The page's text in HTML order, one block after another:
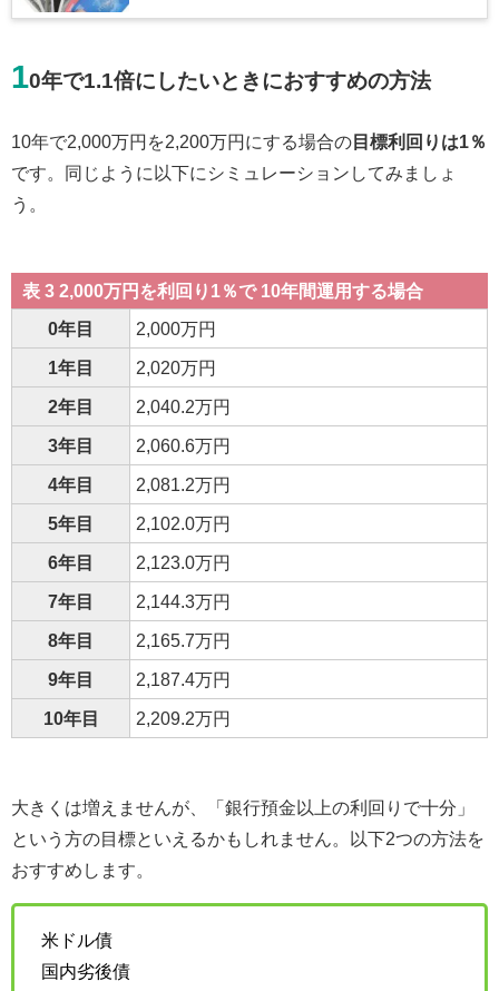
10年で1.1倍にしたいときにおすすめの方法
10年で2,000万円を2,200万円にする場合の 目標利回りは1％
です。同じように以下にシミュレーションしてみましょ
う。
表 3 2,000万円を利回り1％で 10年間運用する場合
0年目 2,000万円
1年目 2,020万円
2年目 2,040.2万円
3年目 2,060.6万円
4年目 2,081.2万円
5年目 2,102.0万円
6年目 2,123.0万円
7年目 2,144.3万円
8年目 2,165.7万円
9年目 2,187.4万円
10年目 2,209.2万円
大きくは増えませんが、「銀行預金以上の利回りで十分」
という方の目標といえるかもしれません。以下2つの方法を
おすすめします。
米ドル債
国内劣後債